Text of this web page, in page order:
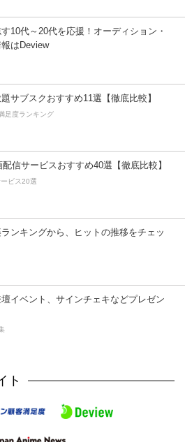
10代～20代を応援！オーディション・
はDeview
サブスクおすすめ11選【徹底比較】
足度ランキング
信サービスおすすめ40選【徹底比較】
ビス20選
ンキングから、ヒットの推移をチェッ
イベント、サインチェキなどプレゼン
ト